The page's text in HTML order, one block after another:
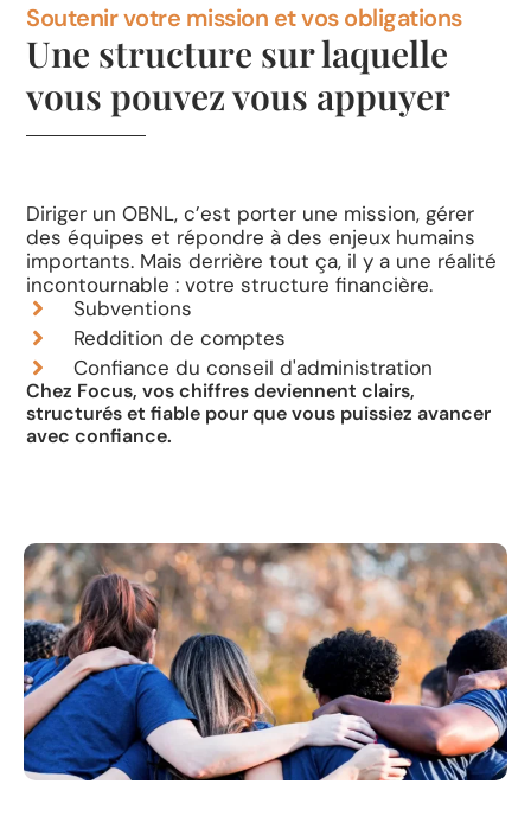
Soutenir votre mission et vos obligations
Une structure sur laquelle
vous pouvez vous appuyer
Diriger un OBNL, c’est porter une mission, gérer
des équipes et répondre à des enjeux humains
importants. Mais derrière tout ça, il y a une réalité
incontournable : votre structure financière.
Subventions
Reddition de comptes
Confiance du conseil d'administration
Chez Focus, vos chiffres deviennent clairs,
structurés et fiable pour que vous puissiez avancer
avec confiance.